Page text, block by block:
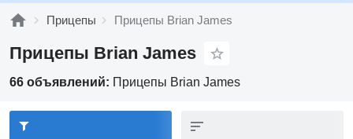
Прицепы Прицепы Brian James
Прицепы Brian James
66 объявлений: Прицепы Brian James